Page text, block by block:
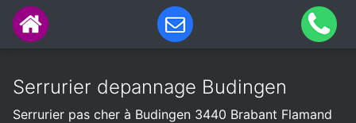
Serrurier depannage Budingen
Serrurier pas cher à Budingen 3440 Brabant Flamand